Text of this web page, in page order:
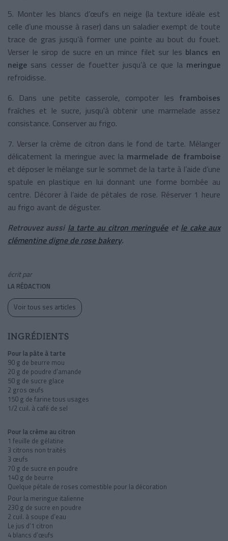
5. Monter les blancs d’œufs en neige (la texture idéale est
celle d’une mousse à raser) dans un saladier exempt de toute
trace de gras jusqu’à former une pointe au bout du fouet.
Verser le sirop de sucre en un mince filet sur les blancs en
neige sans cesser de fouetter jusqu’à ce que la meringue
refroidisse.
6. Dans une petite casserole, compoter les framboises
fraîches et le sucre, jusqu'à obtenir une marmelade assez
consistance. Conserver au frigo.
7. Verser la crème de citron dans le fond de tarte. Mélanger
délicatement la meringue avec la marmelade de framboise
et déposer le mélange sur le sommet de la tarte à l’aide d’une
spatule en plastique en lui donnant une forme bombée au
centre. Décorer à l’aide de pétales de rose. Réserver 1 heure
au frigo avant de déguster.
Retrouvez aussi la tarte au citron meringuéeet le cake aux
clémentine digne de rose bakery.
écrit par
LA RÉDACTION
Voir tous ses articles
INGRÉDIENTS
Pour la pâte à tarte
90 g de beurre mou
20 g de poudre d’amande
50 g de sucre glace
2 gros œufs
150 g de farine tous usages
1/2 cuil. à café de sel
Pour la crème au citron
1 feuille de gélatine
3 citrons non traités
3 œufs
70 g de sucre en poudre
140 g de beurre
Quelque pétale de roses comestible pour la décoration
Pour la meringue italienne
230 g de sucre en poudre
2 cuil. à soupe d’eau
Le jus d’1 citron
4 blancs d’œufs